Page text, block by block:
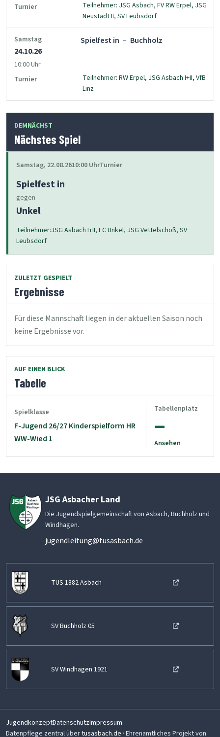
Turnier
Teilnehmer: JSG Asbach, FV RW Erpel, JSG
Neustadt II, SV Leubsdorf
Samstag
24.10.26
10:00 Uhr
Spielfest in – Buchholz
Turnier
Teilnehmer: RW Erpel, JSG Asbach I+II, VfB
Linz
DEMNÄCHST
Nächstes Spiel
Samstag, 22.08.2610:00 UhrTurnier
Spielfest in
gegen
Unkel
Teilnehmer:JSG Asbach I+II, FC Unkel, JSG Vettelschoß, SV
Leubsdorf
ZULETZT GESPIELT
Ergebnisse
Für diese Mannschaft liegen in der aktuellen Saison noch
keine Ergebnisse vor.
AUF EINEN BLICK
Tabelle
Spielklasse
F-Jugend 26/27 Kinderspielform HR
WW-Wied 1
Tabellenplatz
--
Ansehen
JSG Asbacher Land
Die Jugendspielgemeinschaft von Asbach, Buchholz und
Windhagen.
jugendleitung@tusasbach.de
TUS 1882 Asbach
SV Buchholz 05
SV Windhagen 1921
JugendkonzeptDatenschutzImpressum
Datenpflege zentral übertusasbach.de · Ehrenamtliches Projekt von